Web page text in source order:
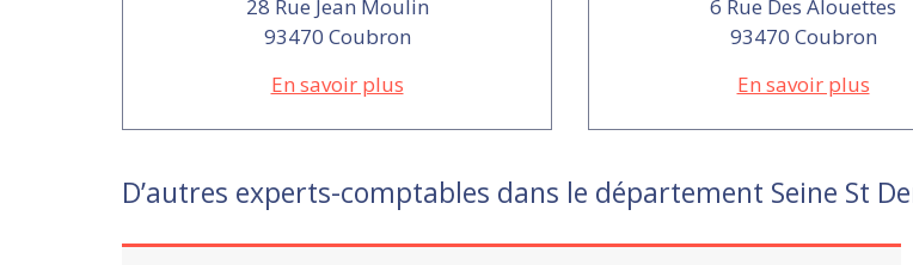
28 Rue Jean Moulin
93470 Coubron
En savoir plus
6 Rue Des Alouettes
93470 Coubron
En savoir plus
D’autres experts-comptables dans le département Seine St